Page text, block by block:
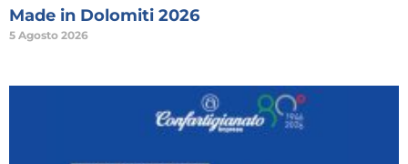
Made in Dolomiti 2026
5 Agosto 2026